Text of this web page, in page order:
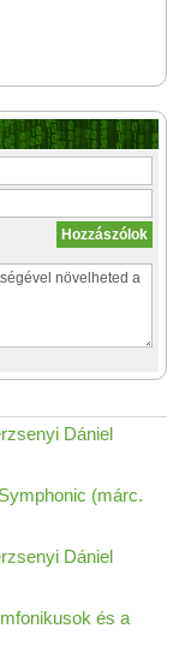
Dániel
(márc.
Dániel
és a